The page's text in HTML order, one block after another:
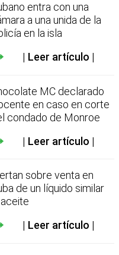
entra con una
a una unida de la
en la isla
Leer artículo
MC declarado
en caso en corte
condado de Monroe
Leer artículo
sobre venta en
de un líquido similar
Leer artículo